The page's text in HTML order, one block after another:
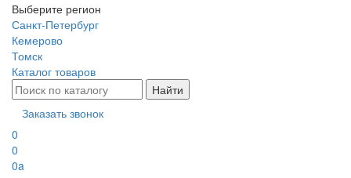
Выберите регион
Санкт-Петербург
Кемерово
Томск
Каталог товаров
Заказать звонок
0
0
0a